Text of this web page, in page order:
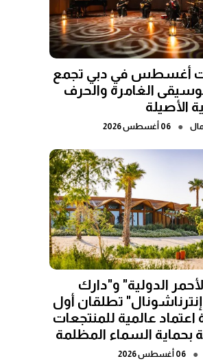
أغسطس في دبي تجمع
الغامرة والحرف
الأصيلة
● 06 أغسطس 2026
الدولية" و"دارك
تطلقان أول
عالمية للمنتجعات
بحماية السماء المظلمة
● 06 أغسطس 2026